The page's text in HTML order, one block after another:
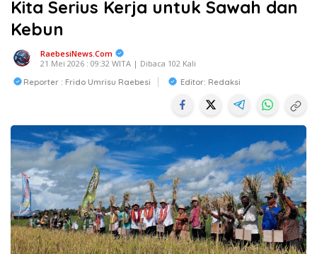
Kita Serius Kerja untuk Sawah dan
Kebun
RaebesiNews.Com
21 Mei 2026 : 09:32 WITA | Dibaca 102 Kali
Reporter : Frido Umrisu Raebesi Editor: Redaksi